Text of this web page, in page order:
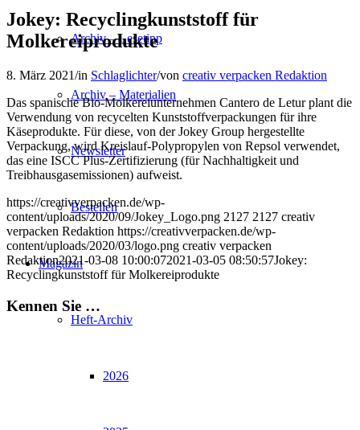
Archiv – Lesetipp
Archiv – Materialien
Newsletter
Bestellen
Magazin
Heft-Archiv
2026
Jokey: Recyclingkunststoff für
Molkereiprodukte
8. März 2021/in Schlaglichter/von creativ verpacken Redaktion
Das spanische Bio-Molkereiunternehmen Cantero de Letur plant die
Verwendung von recycelten Kunststoffverpackungen für ihre
Käseprodukte. Für diese, von der Jokey Group hergestellte
Verpackung, wird Kreislauf-Polypropylen von Repsol verwendet,
das eine ISCC Plus-Zertifizierung (für Nachhaltigkeit und
Treibhausgasemissionen) aufweist.
https://creativverpacken.de/wp-
content/uploads/2020/09/Jokey_Logo.png 2127 2127 creativ
verpacken Redaktion https://creativverpacken.de/wp-
content/uploads/2020/03/logo.png creativ verpacken
Redaktion2021-03-08 10:00:072021-03-05 08:50:57Jokey:
Recyclingkunststoff für Molkereiprodukte
Kennen Sie …